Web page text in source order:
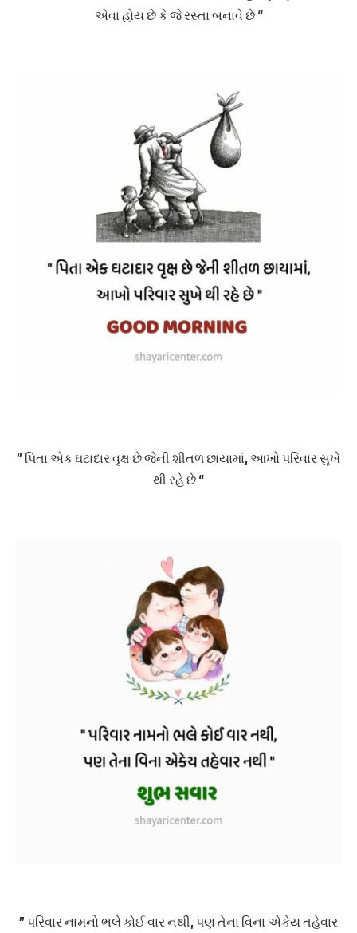
એવા હોય છે કે જે રસ્તા બનાવે છે “
” પિતા એક ઘટાદાર વૃક્ષ છે જેની શીતળ છાયામાં, આખો પરિવાર સુખે
થી રહે છે “
” પરિવાર નામનો ભલે કોઈ વાર નથી, પણ તેના વિના એકેય તહેવાર